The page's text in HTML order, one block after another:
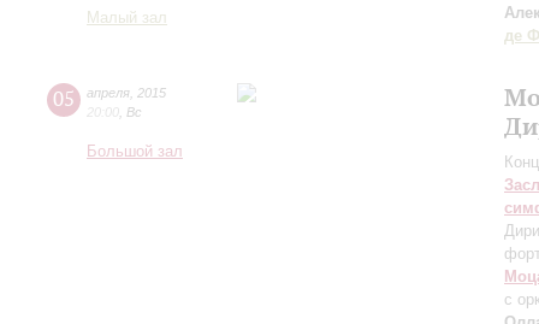
Малый зал
де
05 апреля 2015
20:00 Вс
Большой зал
с